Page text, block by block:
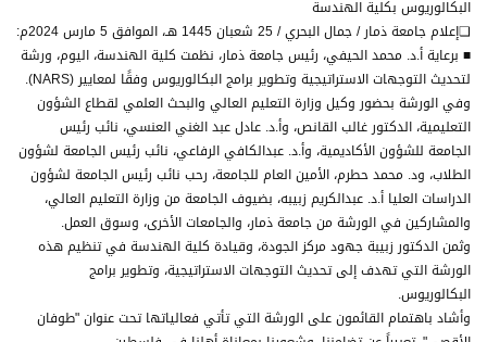
البكالوريوس بكلية الهندسة
❏إعلام جامعة ذمار / جمال البحري / 25 شعبان 1445 هـ، الموافق 5 مارس 2024م:
■ برعاية أ.د. محمد الحيفي، رئيس جامعة ذمار، نظمت كلية الهندسة، اليوم، ورشة
لتحديث التوجهات الاستراتيجية وتطوير برامج البكالوريوس وفقًا لمعايير (NARS).
وفي الورشة بحضور وكيل وزارة التعليم العالي والبحث العلمي لقطاع الشؤون
التعليمية، الدكتور غالب القانص، وأ.د. عادل عبد الغني العنسي، نائب رئيس
الجامعة للشؤون الأكاديمية، وأ.د. عبدالكافي الرفاعي، نائب رئيس الجامعة لشؤون
الطلاب، ود. محمد حطرم، الأمين العام للجامعة، رحب نائب رئيس الجامعة لشؤون
الدراسات العليا أ.د. عبدالكريم زبيبه، بضيوف الجامعة من وزارة التعليم العالي،
والمشاركين في الورشة من جامعة ذمار، والجامعات الأخرى، وسوق العمل.
وثمن الدكتور زبيبة جهود مركز الجودة، وقيادة كلية الهندسة في تنظيم هذه
الورشة التي تهدف إلى تحديث التوجهات الاستراتيجية، وتطوير برامج
البكالوريوس.
وأشاد باهتمام القائمون على الورشة التي تأتي فعالياتها تحت عنوان "طوفان